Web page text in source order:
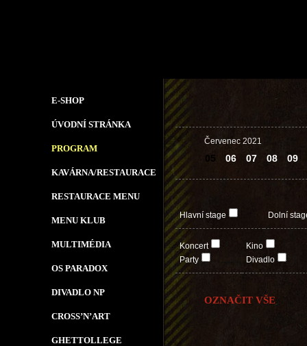
E-SHOP
ÚVODNÍ STRÁNKA
PROGRAM
KAVÁRNA/RESTAURACE
RESTAURACE MENU
MENU KLUB
MULTIMÉDIA
OS PARADOX
DIVADLO NP
CROSS’N’ART
GHETTOLLEGE
Červenec 2021
05 06 07 08 09
Hlavní stage Dolní
Koncert
Party
Kino
Divadlo
OZNAČIT VŠE